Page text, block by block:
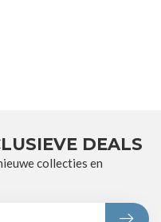
DEALS
collecties en